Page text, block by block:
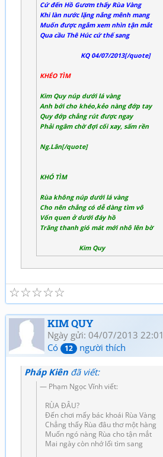
Cứ đến Hồ Gươm thấy Rùa Vàng
Khi làn nước lặng nắng mênh mang
Muốn được ngắm xem nhìn tận mắt
Qua cầu Thê Húc cứ thế sang
KQ 04/07/2013[/quote]
KHÉO TÌM
Kim Quy núp dưới lá vàng
Anh bới cho khéo,kẻo nàng đớp tay
Quy đớp chẳng rút được ngay
Phải ngâm chờ đợi cối xay, sấm rền
Ng.Lân[/quote]
KHÓ TÌM
Rùa không núp dưới lá vàng
Cho nên chẳng có dễ dàng tìm vô
Vốn quen ở dưới đáy hồ
Trăng thanh gió mát mới nhô lên bờ
Kim Quy
☆
☆
☆
☆
☆
KIM QUY
Ngày gửi: 04/07/2013 22:01
Có
12 người thích
Pháp Kiên đã viết:
Phạm Ngọc Vĩnh viết:
RÙA ĐÂU?
Đến chơi mấy bác khoái Rùa Vàng
Chẳng thấy Rùa đâu thơ một hàng
Muốn ngó nàng Rùa cho tận mắt
Mai ngày còn nhớ lối tìm sang